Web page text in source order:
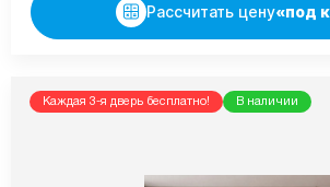
Рассчитать цену«под
Каждая 3-я дверь бесплатно! В наличии